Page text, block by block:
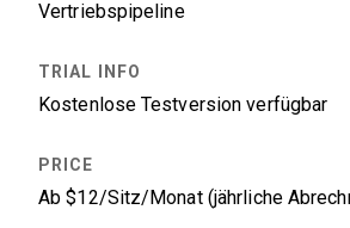
Vertriebspipeline
Kostenlose Testversion verfügbar
Ab $12/Sitz/Monat (jährliche